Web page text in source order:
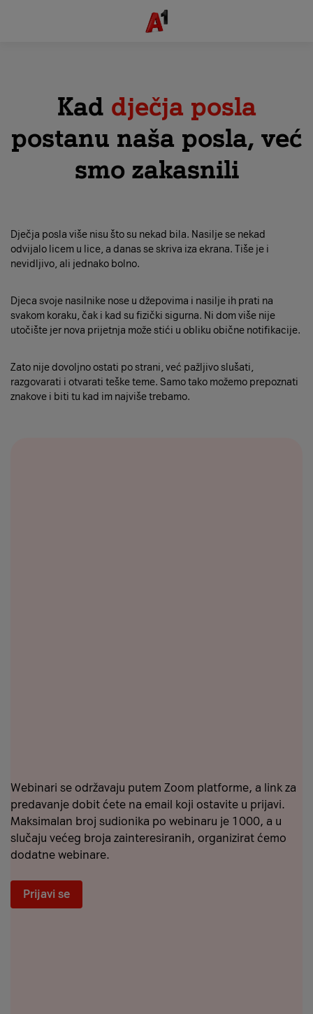
Kad dječja posla
postanu naša posla, već
smo zakasnili
Dječja posla više nisu što su nekad bila. Nasilje se nekad
odvijalo licem u lice, a danas se skriva iza ekrana. Tiše je i
nevidljivo, ali jednako bolno.
Djeca svoje nasilnike nose u džepovima i nasilje ih prati na
svakom koraku, čak i kad su fizički sigurna. Ni dom više nije
utočište jer nova prijetnja može stići u obliku obične notifikacije.
Zato nije dovoljno ostati po strani, već pažljivo slušati,
razgovarati i otvarati teške teme. Samo tako možemo prepoznati
znakove i biti tu kad im najviše trebamo.
Webinari se održavaju putem Zoom platforme, a link za
predavanje dobit ćete na email koji ostavite u prijavi.
Maksimalan broj sudionika po webinaru je 1000, a u
slučaju većeg broja zainteresiranih, organizirat ćemo
dodatne webinare.
Prijavi se